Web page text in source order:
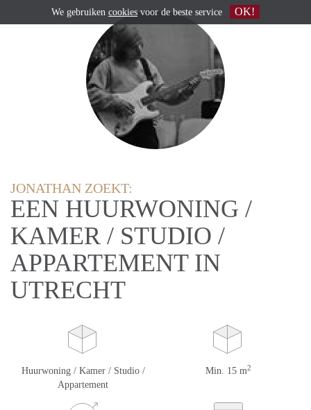
JONATHAN ZOEKT:
EEN HUURWONING /
KAMER / STUDIO /
APPARTEMENT IN
UTRECHT
Huurwoning / Kamer / Studio /
Appartement
Min. 15 m2
We gebruiken cookies voor de beste service OK!